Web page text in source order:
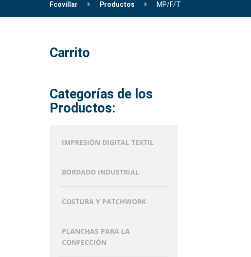
Fcovillar Productos MP/F/T
Carrito
Categorías de los
Productos:
IMPRESIÓN DIGITAL TEXTIL
BORDADO INDUSTRIAL
COSTURA Y PATCHWORK
PLANCHAS PARA LA
CONFECCIÓN